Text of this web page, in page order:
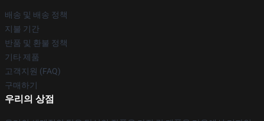
배송 및 배송 정책
지불 기간
반품 및 환불 정책
기타 제품
고객지원 (FAQ)
구매하기
우리의 상점